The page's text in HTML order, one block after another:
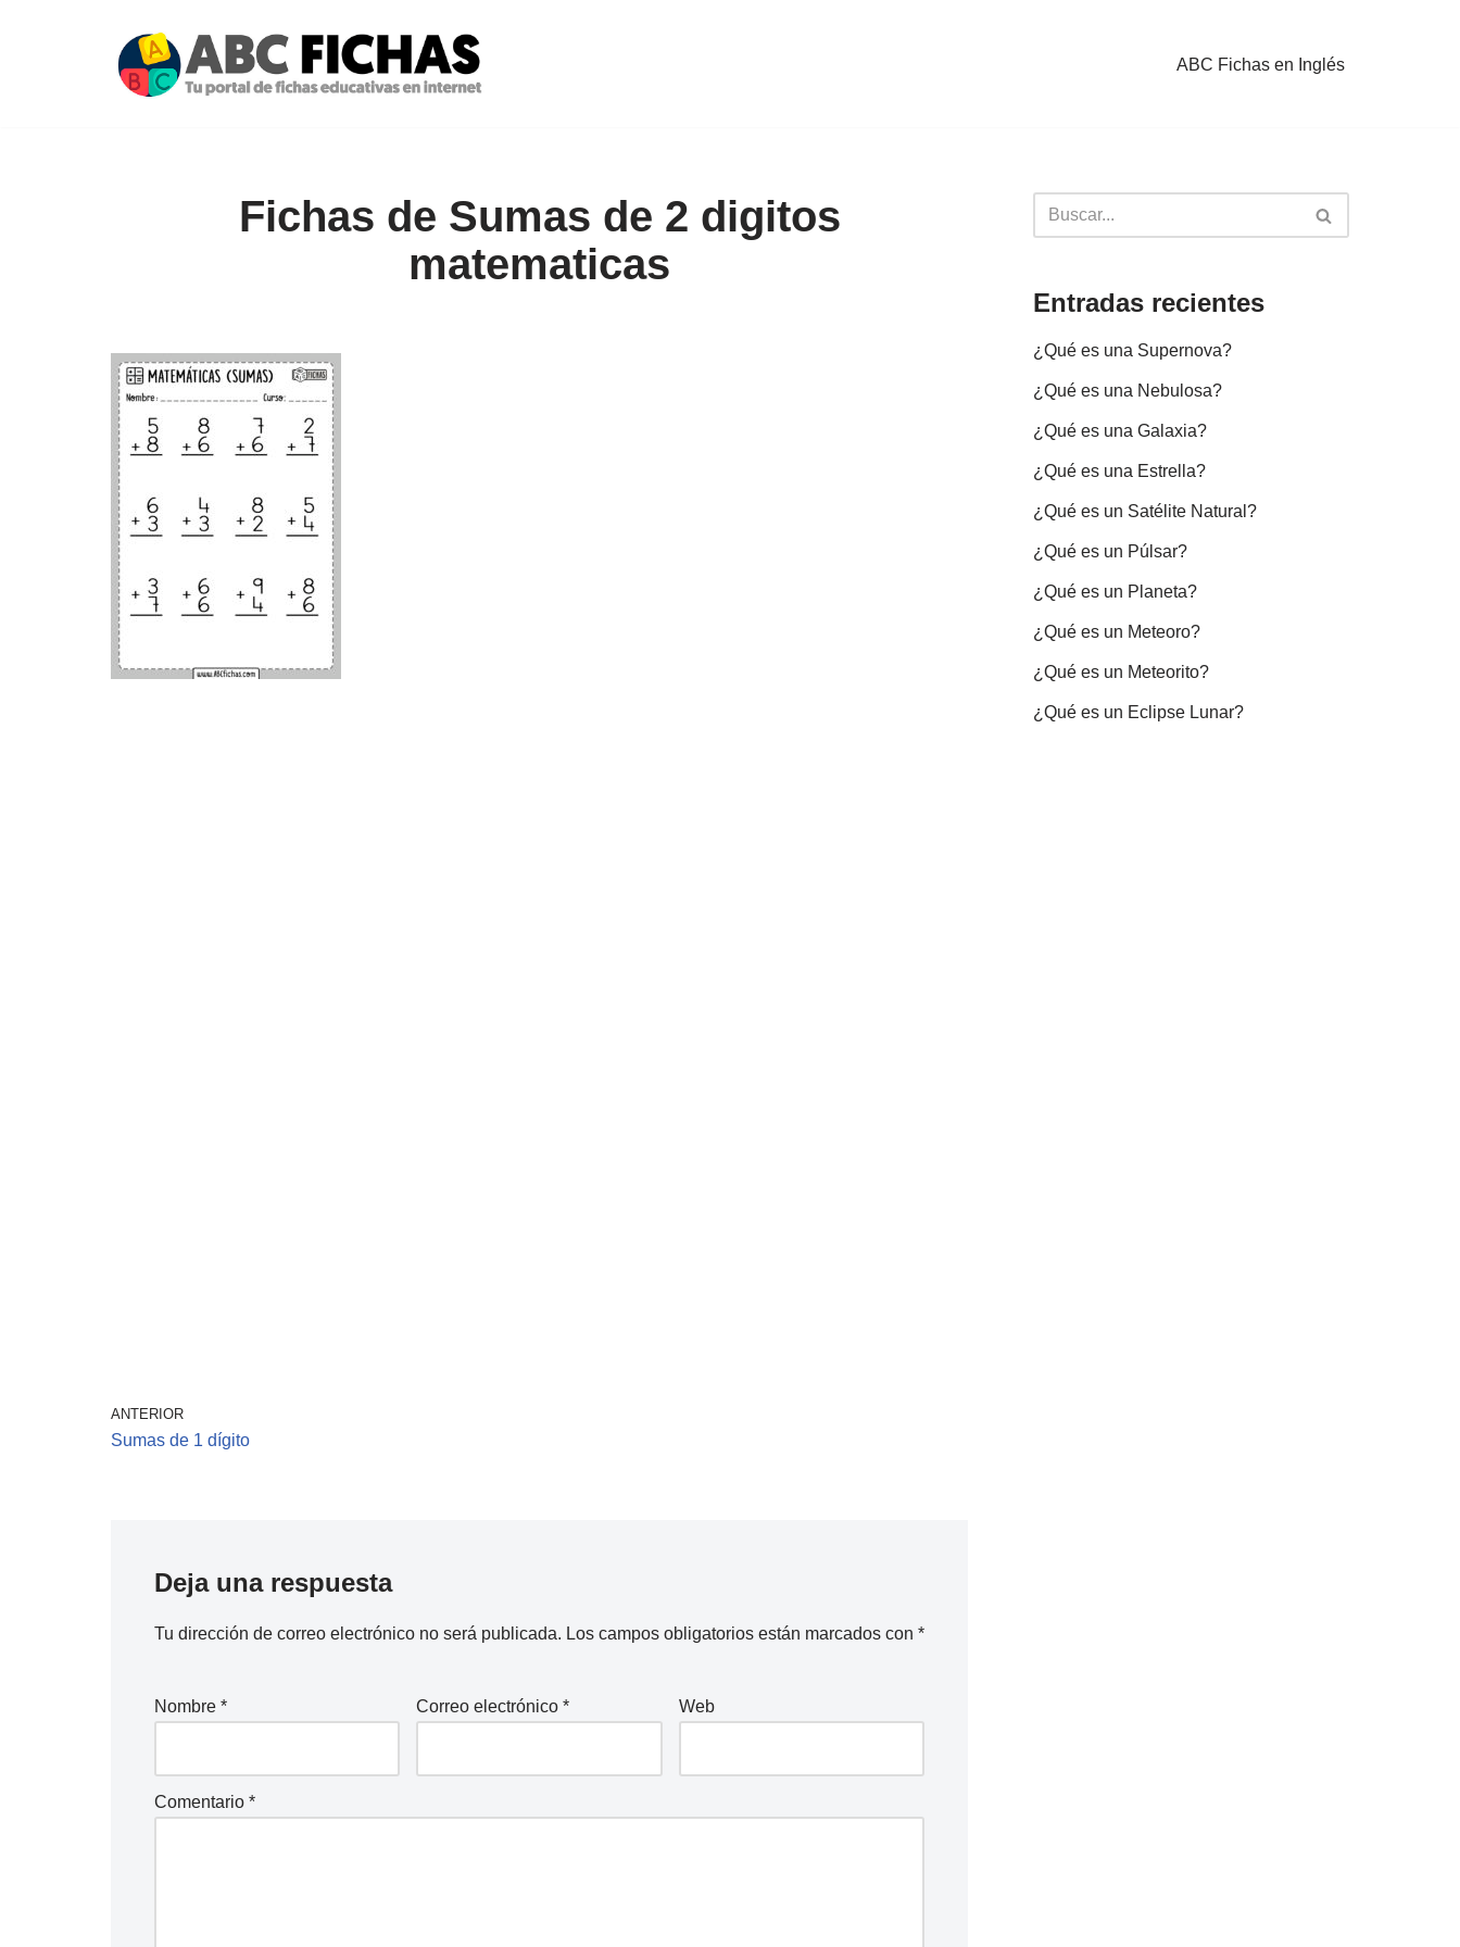
ABC Fichas en Inglés
Fichas de Sumas de 2 digitos
matematicas
ANTERIOR
Sumas de 1 dígito
Deja una respuesta
Tu dirección de correo electrónico no será publicada. Los campos obligatorios están marcados con *
Nombre * Correo electrónico* Web
Comentario *
Entradas recientes
¿Qué es una Supernova?
¿Qué es una Nebulosa?
¿Qué es una Galaxia?
¿Qué es una Estrella?
¿Qué es un Satélite Natural?
¿Qué es un Púlsar?
¿Qué es un Planeta?
¿Qué es un Meteoro?
¿Qué es un Meteorito?
¿Qué es un Eclipse Lunar?